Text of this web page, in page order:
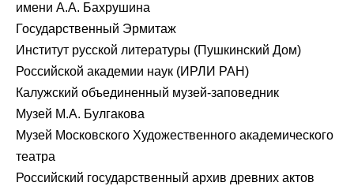
имени А.А. Бахрушина
Государственный Эрмитаж
Институт русской литературы (Пушкинский Дом)
Российской академии наук (ИРЛИ РАН)
Калужский объединенный музей-заповедник
Музей М.А. Булгакова
Музей Московского Художественного академического
театра
Российский государственный архив древних актов